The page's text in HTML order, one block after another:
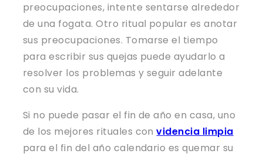
preocupaciones, intente sentarse alrededor
de una fogata. Otro ritual popular es anotar
sus preocupaciones. Tomarse el tiempo
para escribir sus quejas puede ayudarlo a
resolver los problemas y seguir adelante
con su vida.
Si no puede pasar el fin de año en casa, uno
de los mejores rituales convidencia limpia
para el fin del año calendario es quemar su